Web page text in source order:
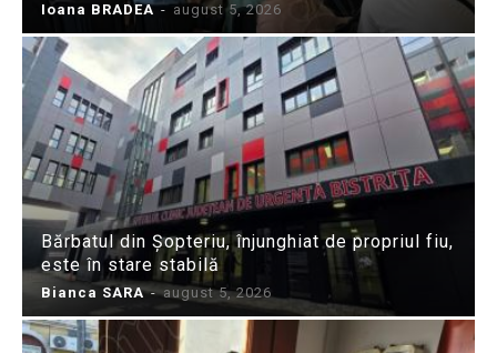
Ioana BRADEA - august 5, 2026
Bărbatul din Șopteriu, înjunghiat de propriul fiu,
este în stare stabilă
Bianca SARA - august 5, 2026